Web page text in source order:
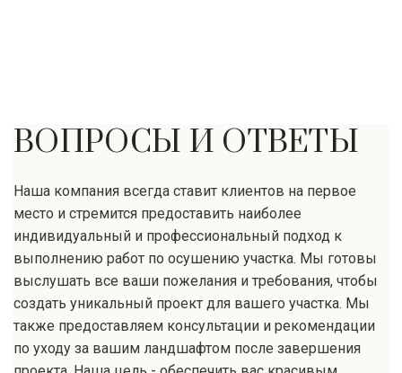
ВОПРОСЫ И ОТВЕТЫ
Наша компания всегда ставит клиентов на первое
место и стремится предоставить наиболее
индивидуальный и профессиональный подход к
выполнению работ по осушению участка. Мы готовы
выслушать все ваши пожелания и требования, чтобы
создать уникальный проект для вашего участка. Мы
также предоставляем консультации и рекомендации
по уходу за вашим ландшафтом после завершения